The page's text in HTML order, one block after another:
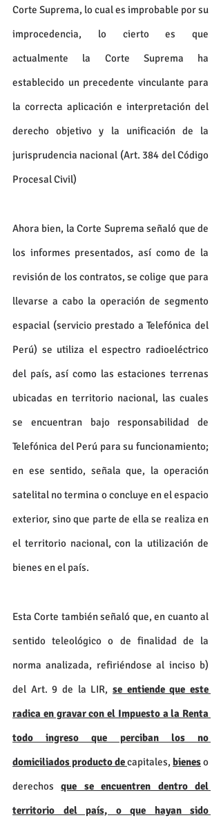
Corte Suprema, lo cual es improbable por su
improcedencia, lo cierto es que
actualmente la Corte Suprema ha
establecido un precedente vinculante para
la correcta aplicación e interpretación del
derecho objetivo y la unificación de la
jurisprudencia nacional (Art. 384 del Código
Procesal Civil)
Ahora bien, la Corte Suprema señaló que de
los informes presentados, así como de la
revisión de los contratos, se colige que para
llevarse a cabo la operación de segmento
espacial (servicio prestado a Telefónica del
Perú) se utiliza el espectro radioeléctrico
del país, así como las estaciones terrenas
ubicadas en territorio nacional, las cuales
se encuentran bajo responsabilidad de
Telefónica del Perú para su funcionamiento;
en ese sentido, señala que, la operación
satelital no termina o concluye en el espacio
exterior, sino que parte de ella se realiza en
el territorio nacional, con la utilización de
bienes en el país.
Esta Corte también señaló que, en cuanto al
sentido teleológico o de finalidad de la
norma analizada, refiriéndose al inciso b)
del Art. 9 de la LIR, se entiende que este
radica en gravar con el Impuesto a la Renta
todo ingreso que perciban los no
domiciliados producto de capitales, bienes o
derechos que se encuentren dentro del
territorio del país, o que hayan sido